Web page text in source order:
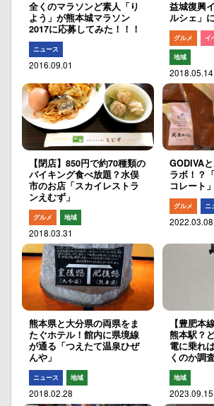
全くのマラソンど素人「り
よう」が熊本城マラソン
2017に応募してみた！！！
ニュース
2016.09.01
益城復興
ルシェ」
グルメ イ
地域
2018.05.14
【閉店】850円で約70種類の
バイキング食べ放題？水俣
市のお店「スカイレストラ
ンえむず」
グルメ 地域
2018.03.31
GODIVA
ラボ！？
コレート
グルメ ニ
2022.03.08
熊本県と大分県の両県をま
たぐホテル！館内に県境線
が通る「つえたて温泉ひぜ
んや」
ニュース 地域
2018.02.28
【豊肥本
熊本駅？
電に乗れ
くのか調
地域
2023.09.15